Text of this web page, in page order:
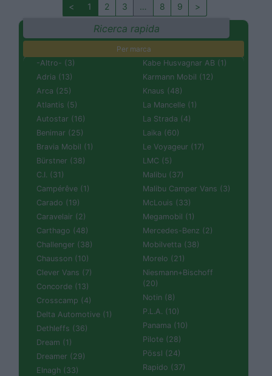
< 1 2 3 … 8 9 >
Ricerca rapida
Per marca
-Altro- (3)
Adria (13)
Arca (25)
Atlantis (5)
Autostar (16)
Benimar (25)
Bravia Mobil (1)
Bürstner (38)
C.I. (31)
Campérêve (1)
Carado (19)
Caravelair (2)
Carthago (48)
Challenger (38)
Chausson (10)
Clever Vans (7)
Concorde (13)
Crosscamp (4)
Delta Automotive (1)
Dethleffs (36)
Dream (1)
Dreamer (29)
Elnagh (33)
Kabe Husvagnar AB (1)
Karmann Mobil (12)
Knaus (48)
La Mancelle (1)
La Strada (4)
Laika (60)
Le Voyageur (17)
LMC (5)
Malibu (37)
Malibu Camper Vans (3)
McLouis (33)
Megamobil (1)
Mercedes-Benz (2)
Mobilvetta (38)
Morelo (21)
Niesmann+Bischoff
(20)
Notin (8)
P.L.A. (10)
Panama (10)
Pilote (28)
Pössl (24)
Rapido (37)